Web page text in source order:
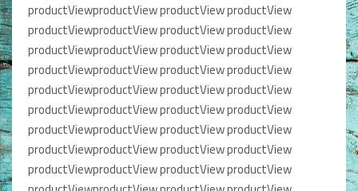
productViewproductView productView productView
productViewproductView productView productView
productViewproductView productView productView
productViewproductView productView productView
productViewproductView productView productView
productViewproductView productView productView
productViewproductView productView productView
productViewproductView productView productView
productViewproductView productView productView